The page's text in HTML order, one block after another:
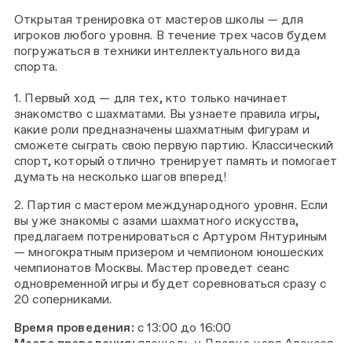
Открытая тренировка от мастеров школы — для
игроков любого уровня. В течение трех часов будем
погружаться в техники интеллектуального вида
спорта.
1. Первый ход — для тех, кто только начинает
знакомство с шахматами. Вы узнаете правила игры,
какие роли предназначены шахматным фигурам и
сможете сыграть свою первую партию. Классический
спорт, который отлично тренирует память и помогает
думать на несколько шагов вперед!
2. Партия с мастером международного уровня. Если
вы уже знакомы с азами шахматного искусства,
предлагаем потренироваться с Артуром Янтуриным
— многократным призером и чемпионом юношеских
чемпионатов Москвы. Мастер проведет сеанс
одновременной игры и будет соревноваться сразу с
20 соперниками.
Время проведения: с 13:00 до 16:00
Место проведения: площадь у Дворца царя Алексея